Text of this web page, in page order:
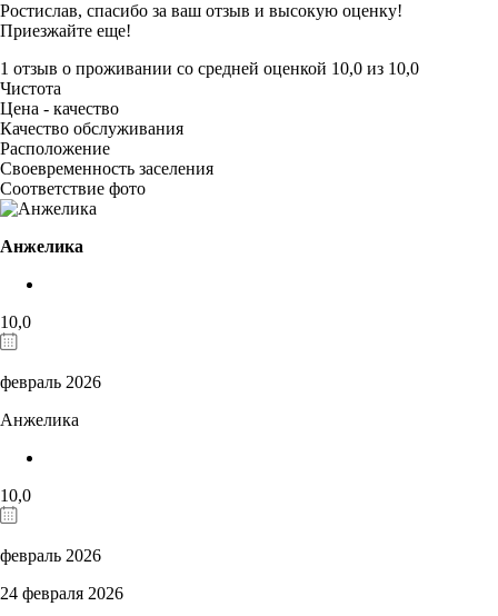
Ростислав, спасибо за ваш отзыв и высокую оценку!
Приезжайте еще!
1 отзыв о проживании со средней оценкой 10,0 из 10,0
Чистота
Цена - качество
Качество обслуживания
Расположение
Своевременность заселения
Соответствие фото
Анжелика
10,0
февраль 2026
Анжелика
10,0
февраль 2026
24 февраля 2026